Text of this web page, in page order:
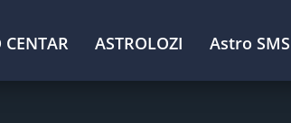
CENTAR ASTROLOZI Astro SMS